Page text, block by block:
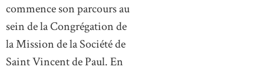
commence son parcours au
sein de la Congrégation de
la Mission de la Société de
Saint Vincent de Paul. En